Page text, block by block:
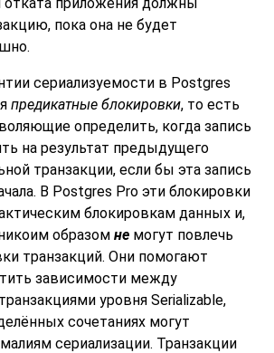
пока она не будет
сериализуемости в Postgres
предикатные блокировки, то есть
определить, когда запись
на результат предыдущего
транзакции, если бы эта запись
В Postgres Pro эти блокировки
блокировкам данных и,
образом не могут повлечь
транзакций. Они помогают
зависимости между
уровня Serializable,
сочетаниях могут
сериализации. Транзакции